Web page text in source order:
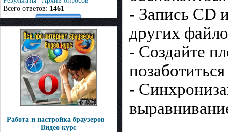
Всего ответов: 1461
Работа и настройка браузеров –
Видео курс
- Запись CD
других
- Создайте
-